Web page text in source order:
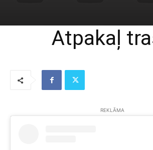
Atpakaļ
REKLĀMA